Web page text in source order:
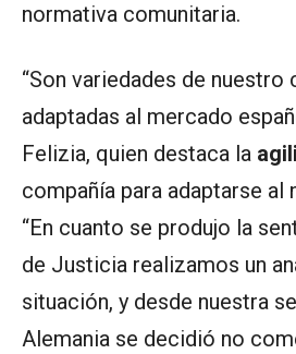
normativa comunitaria.
“Son variedades de nuestro
adaptadas al mercado
Felizia, quien destaca la
compañía para adaptarse al
“En cuanto se produjo la
de Justicia realizamos un
situación, y desde nuestra
Alemania se decidió no